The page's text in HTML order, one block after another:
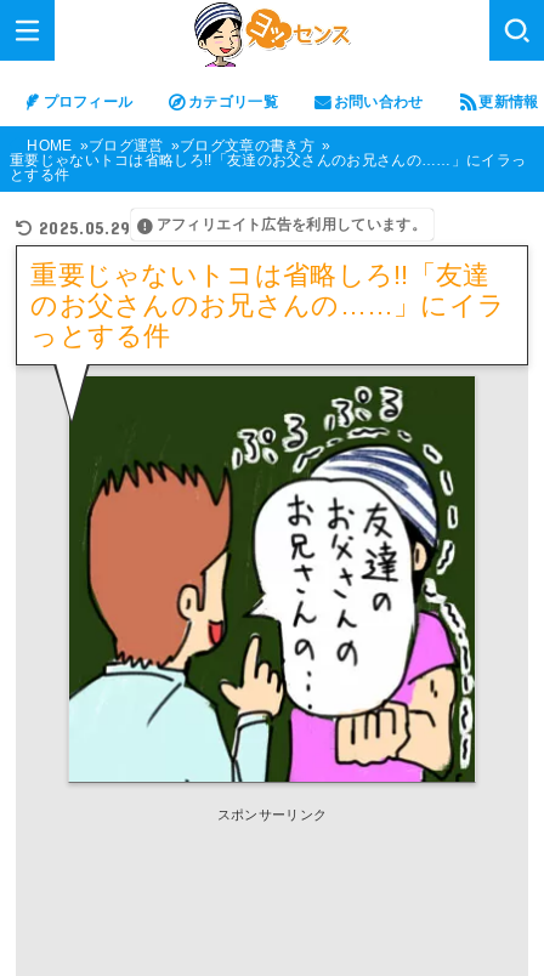
プロフィール カテゴリ一覧 お問い合わせ 更新情報
HOME ブログ運営
ブログ文章の書き方
重要じゃないトコは省略しろ!!「友達のお父さんのお兄さんの……」にイラっ
とする件
2025.05.29 アフィリエイト広告を利用しています。
重要じゃないトコは省略しろ!!「友達
のお父さんのお兄さんの……」にイラ
っとする件
スポンサーリンク